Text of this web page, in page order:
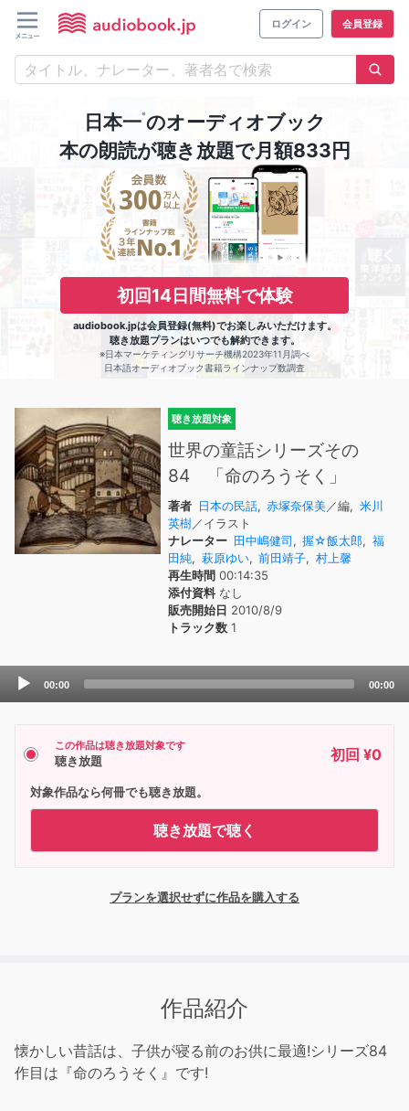
ログイン 会員登録
日本一※のオーディオブック
本の朗読が聴き放題で月額833円
初回14日間無料で体験
audiobook.jpは会員登録(無料)でお楽しみいただけます。
聴き放題プランはいつでも解約できます。
※日本マーケティングリサーチ機構2023年11月調べ
日本語オーディオブック書籍ラインナップ数調査
聴き放題対象
世界の童話シリーズその
84 「命のろうそく」
著者 日本の民話, 赤塚奈保美／編, 米川
英樹／イラスト
ナレーター 田中嶋健司, 握☆飯太郎, 福
田純, 萩原ゆい, 前田靖子, 村上馨
再生時間 00:14:35
添付資料なし
販売開始日 2010/8/9
トラック数 1
Audio
00:00 00:00
この作品は聴き放題対象です
聴き放題 初回 ¥0
対象作品なら何冊でも聴き放題。
聴き放題で聴く
プランを選択せずに作品を購入する
作品紹介
懐かしい昔話は、子供が寝る前のお供に最適!シリーズ84
作目は『命のろうそく』です!